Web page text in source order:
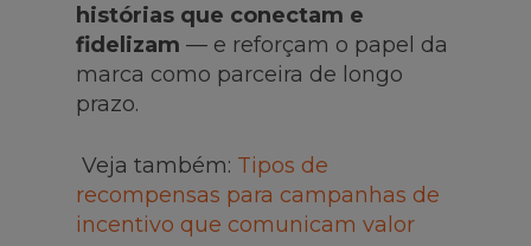
histórias que conectam e
fidelizam — e reforçam o papel da
marca como parceira de longo
prazo.
Veja também: Tipos de
recompensas para campanhas de
incentivo que comunicam valor